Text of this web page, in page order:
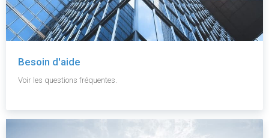
Besoin d'aide
Voir les questions fréquentes.